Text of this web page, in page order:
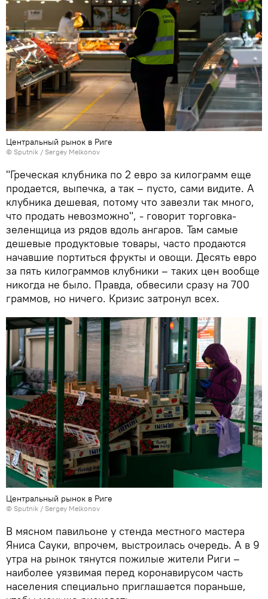
Центральный рынок в Риге
© Sputnik / Sergey Melkonov
"Греческая клубника по 2 евро за килограмм еще
продается, выпечка, а так – пусто, сами видите. А
клубника дешевая, потому что завезли так много,
что продать невозможно", - говорит торговка-
зеленщица из рядов вдоль ангаров. Там самые
дешевые продуктовые товары, часто продаются
начавшие портиться фрукты и овощи. Десять евро
за пять килограммов клубники – таких цен вообще
никогда не было. Правда, обвесили сразу на 700
граммов, но ничего. Кризис затронул всех.
Центральный рынок в Риге
© Sputnik / Sergey Melkonov
В мясном павильоне у стенда местного мастера
Яниса Сауки, впрочем, выстроилась очередь. А в 9
утра на рынок тянутся пожилые жители Риги –
наиболее уязвимая перед коронавирусом часть
населения специально приглашается пораньше,